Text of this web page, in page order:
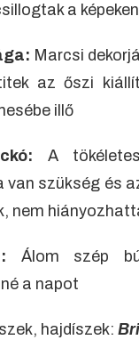
a képeken
Marcsi
az őszi
illő
A
szükség és
nem
Álom szép
a napot
hajdíszek: